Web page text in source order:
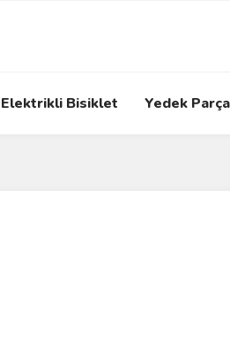
Elektrikli Bisiklet Yedek Parça